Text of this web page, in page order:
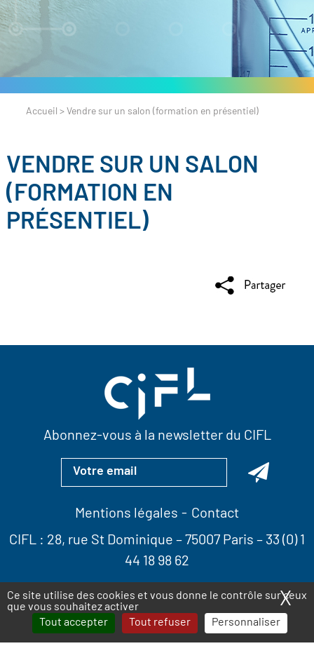
Ce site utilise des cookies et vous donne le contrôle sur ceux
que vous souhaitez activer
Tout accepter
Tout refuser Personnaliser
X
Accueil > Vendre sur un salon (formation en présentiel)
VENDRE SUR UN SALON
(FORMATION EN
PRÉSENTIEL)
Abonnez-vous à la newsletter du CIFL
Mentions légales
Contact
CIFL : 28, rue St Dominique – 75007 Paris – 33 (0) 1
44 18 98 62